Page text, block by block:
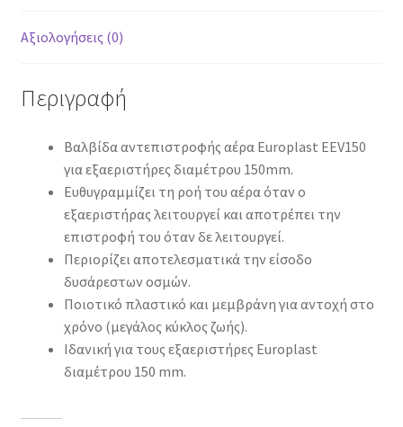
Αξιολογήσεις (0)
Περιγραφή
Βαλβίδα αντεπιστροφής αέρα Europlast EEV150
για εξαεριστήρες διαμέτρου 150mm.
Ευθυγραμμίζει τη ροή του αέρα όταν ο
εξαεριστήρας λειτουργεί και αποτρέπει την
επιστροφή του όταν δε λειτουργεί.
Περιορίζει αποτελεσματικά την είσοδο
δυσάρεστων οσμών.
Ποιοτικό πλαστικό και μεμβράνη για αντοχή στο
χρόνο (μεγάλος κύκλος ζωής).
Ιδανική για τους εξαεριστήρες Europlast
διαμέτρου 150 mm.